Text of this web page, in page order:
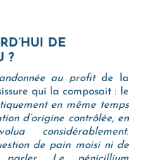
DE
?
au profitde la
qui la composait : le
en même temps
d’origine contrôlée, en
considérablement.
de pain moisi ni de